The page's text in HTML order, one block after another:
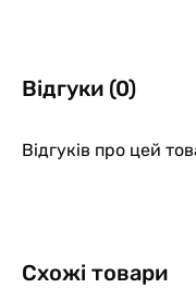
Можна прати в
Не містить барвників
для виробництва товарів
вимогам стандартів
Відгуки (0)
Відгуків про цей
Схожі товари